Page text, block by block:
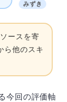
みずき
ースを寄
ら他のスキ
今回の評価軸